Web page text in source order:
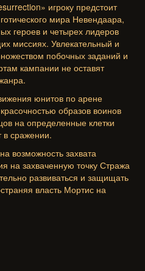
игроку предстоит
мира Невендаара,
героев и четырех лидеров
миссиях. Увлекательный и
побочных заданий и
кампании не оставят
юнитов по арене
образов воинов
на определенные клетки
в сражении.
возможность захвата
на захваченную точку Стража
развиваться и защищать
власть Мортис на